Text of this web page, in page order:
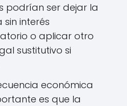
podrían ser dejar la
interés
o aplicar otro
sustitutivo si
económica
es que la